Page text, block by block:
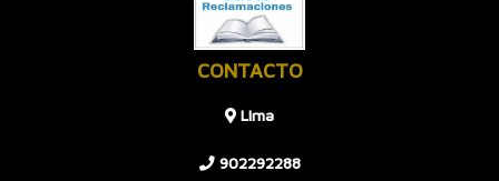
CONTACTO
LIma
902292288